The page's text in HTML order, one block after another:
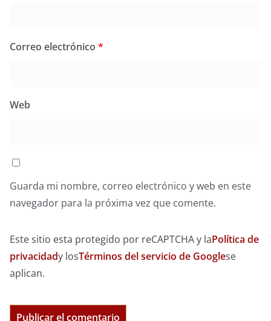
Correo electrónico *
Web
Guarda mi nombre, correo electrónico y web en este
navegador para la próxima vez que comente.
Este sitio esta protegido por reCAPTCHA y laPolítica de
privacidady losTérminos del servicio de Googlese
aplican.